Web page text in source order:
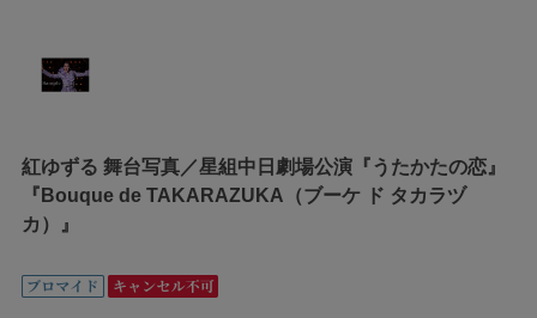
紅ゆずる 舞台写真／星組中日劇場公演『うたかたの恋』
『Bouque de TAKARAZUKA（ブーケ ド タカラヅ
カ）』